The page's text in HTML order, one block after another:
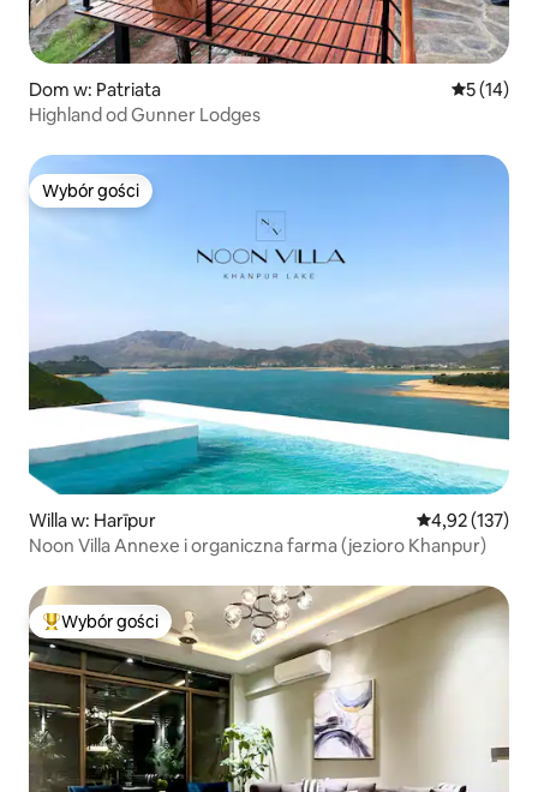
Dom w: Patriata Średnia
5 (14)
Highland od Gunner Lodges
Wybór gości
Wybór gości
Willa w: Harīpur Średnia
4,92 (137)
Noon Villa Annexe i organiczna farma (jezioro Khanpur)
Najpopularniejsze z kategorii Wybór gości
Wybór gości